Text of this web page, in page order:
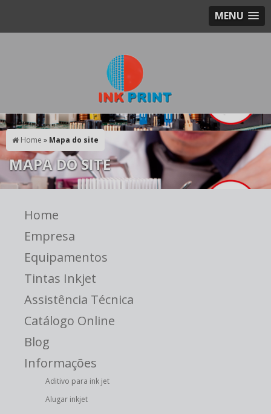
MENU
Home » Mapa do site
MAPA DO SITE
Home
Empresa
Equipamentos
Tintas Inkjet
Assistência Técnica
Catálogo Online
Blog
Informações
Aditivo para ink jet
Alugar inkjet